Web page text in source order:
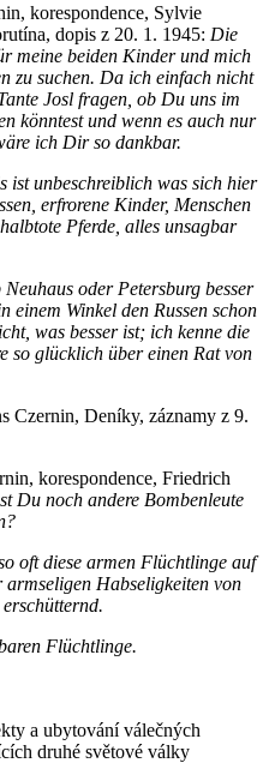
korespondence, Sylvie
dopis z 20. 1. 1945: Die
meine beiden Kinder und mich
zu suchen. Da ich einfach nicht
Josl fragen, ob Du uns im
könntest und wenn es auch nur
ich Dir so dankbar.
ist unbeschreiblich was sich hier
erfrorene Kinder, Menschen
Pferde, alles unsagbar
Neuhaus oder Petersburg besser
einem Winkel den Russen schon
was besser ist; ich kenne die
so glücklich über einen Rat von
Czernin, Deníky, záznamy z 9.
korespondence, Friedrich
Du noch andere Bombenleute
oft diese armen Flüchtlinge auf
Habseligkeiten von
Flüchtlinge.
a ubytování válečných
druhé světové války